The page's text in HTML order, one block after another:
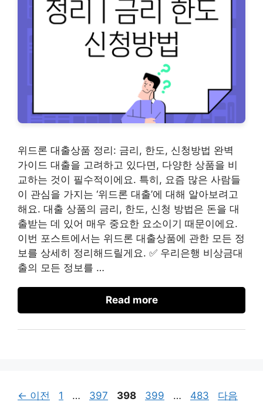
위드론 대출상품 정리: 금리, 한도, 신청방법 완벽
가이드 대출을 고려하고 있다면, 다양한 상품을 비
교하는 것이 필수적이에요. 특히, 요즘 많은 사람들
이 관심을 가지는 ‘위드론 대출’에 대해 알아보려고
해요. 대출 상품의 금리, 한도, 신청 방법은 돈을 대
출받는 데 있어 매우 중요한 요소이기 때문이에요.
이번 포스트에서는 위드론 대출상품에 관한 모든 정
보를 상세히 정리해드릴게요. ✅ 우리은행 비상금대
출의 모든 정보를 …
Read more
← 이전
페
1 …
페
397
페
398
페
399 …
페
483
다음